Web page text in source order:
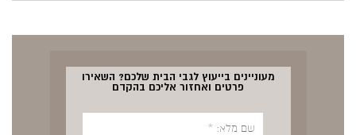
מעוניינים בייעוץ לגבי הבית שלכם? השאירו
פרטים ואחזור אליכם בהקדם